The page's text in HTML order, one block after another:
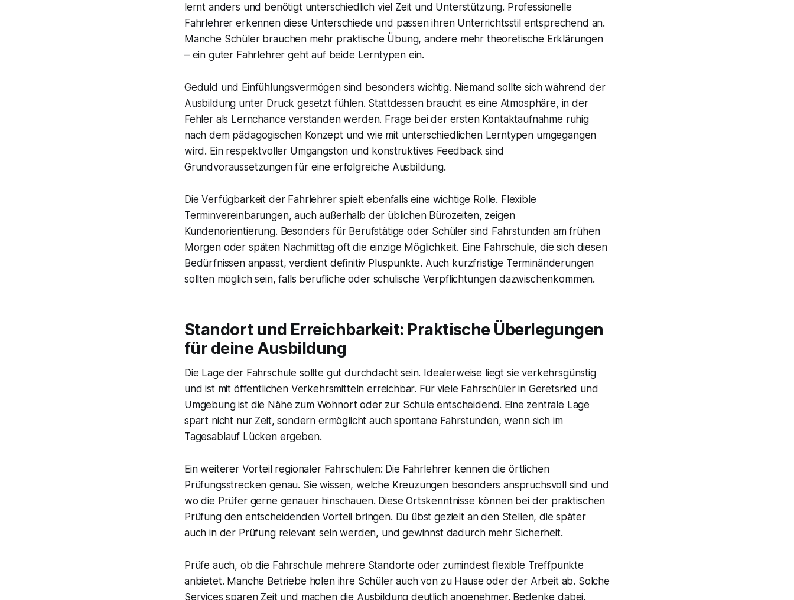
lernt anders und benötigt unterschiedlich viel Zeit und Unterstützung. Professionelle
Fahrlehrer erkennen diese Unterschiede und passen ihren Unterrichtsstil entsprechend an.
Manche Schüler brauchen mehr praktische Übung, andere mehr theoretische Erklärungen
– ein guter Fahrlehrer geht auf beide Lerntypen ein.
Geduld und Einfühlungsvermögen sind besonders wichtig. Niemand sollte sich während der
Ausbildung unter Druck gesetzt fühlen. Stattdessen braucht es eine Atmosphäre, in der
Fehler als Lernchance verstanden werden. Frage bei der ersten Kontaktaufnahme ruhig
nach dem pädagogischen Konzept und wie mit unterschiedlichen Lerntypen umgegangen
wird. Ein respektvoller Umgangston und konstruktives Feedback sind
Grundvoraussetzungen für eine erfolgreiche Ausbildung.
Die Verfügbarkeit der Fahrlehrer spielt ebenfalls eine wichtige Rolle. Flexible
Terminvereinbarungen, auch außerhalb der üblichen Bürozeiten, zeigen
Kundenorientierung. Besonders für Berufstätige oder Schüler sind Fahrstunden am frühen
Morgen oder späten Nachmittag oft die einzige Möglichkeit. Eine Fahrschule, die sich diesen
Bedürfnissen anpasst, verdient definitiv Pluspunkte. Auch kurzfristige Terminänderungen
sollten möglich sein, falls berufliche oder schulische Verpflichtungen dazwischenkommen.
Standort und Erreichbarkeit: Praktische Überlegungen
für deine Ausbildung
Die Lage der Fahrschule sollte gut durchdacht sein. Idealerweise liegt sie verkehrsgünstig
und ist mit öffentlichen Verkehrsmitteln erreichbar. Für viele Fahrschüler in Geretsried und
Umgebung ist die Nähe zum Wohnort oder zur Schule entscheidend. Eine zentrale Lage
spart nicht nur Zeit, sondern ermöglicht auch spontane Fahrstunden, wenn sich im
Tagesablauf Lücken ergeben.
Ein weiterer Vorteil regionaler Fahrschulen: Die Fahrlehrer kennen die örtlichen
Prüfungsstrecken genau. Sie wissen, welche Kreuzungen besonders anspruchsvoll sind und
wo die Prüfer gerne genauer hinschauen. Diese Ortskenntnisse können bei der praktischen
Prüfung den entscheidenden Vorteil bringen. Du übst gezielt an den Stellen, die später
auch in der Prüfung relevant sein werden, und gewinnst dadurch mehr Sicherheit.
Prüfe auch, ob die Fahrschule mehrere Standorte oder zumindest flexible Treffpunkte
anbietet. Manche Betriebe holen ihre Schüler auch von zu Hause oder der Arbeit ab. Solche
Services sparen Zeit und machen die Ausbildung deutlich angenehmer. Bedenke dabei,